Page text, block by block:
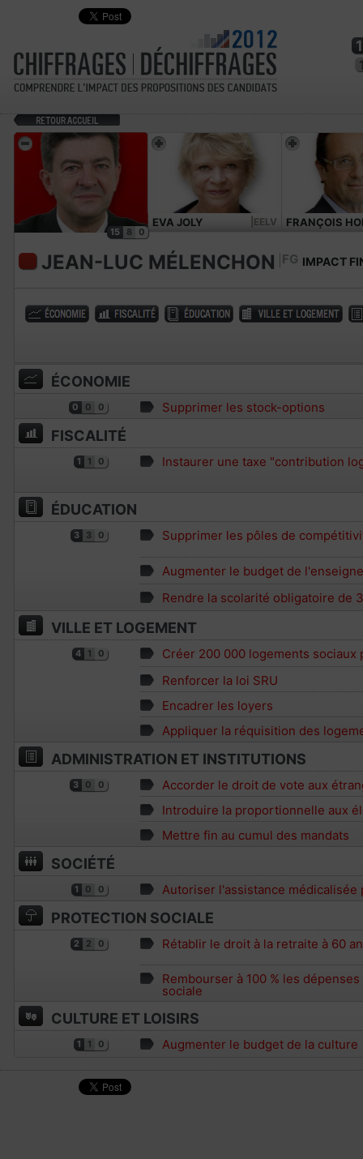
15 8 0
EVA JOLY |EELV FRANÇOIS
JEAN-LUC MÉLENCHON FG IMPACT
ÉCONOMIE
0 0 0 Supprimer les stock-options
FISCALITÉ
1 1 0 Instaurer une taxe "contribution
ÉDUCATION
3 3 0 Supprimer les pôles de
Augmenter le budget de
Rendre la scolarité obligatoire de
VILLE ET LOGEMENT
4 1 0
Créer 200 000 logements sociaux
Renforcer la loi SRU
Encadrer les loyers
Appliquer la réquisition des
ADMINISTRATION ET INSTITUTIONS
3 0 0
Accorder le droit de vote aux
Introduire la proportionnelle aux
Mettre fin au cumul des mandats
SOCIÉTÉ
1 0 0 Autoriser l'assistance médicalisée
PROTECTION SOCIALE
2 2 0 Rétablir le droit à la retraite à 60
Rembourser à 100 % les
sociale
CULTURE ET LOISIRS
1 1 0 Augmenter le budget de la culture